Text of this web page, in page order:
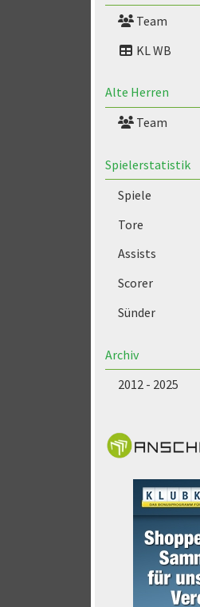
Team
KL WB
Alte Herren
Team
Spielerstatistik
Spiele
Tore
Assists
Scorer
Sünder
Archiv
2012 - 2025